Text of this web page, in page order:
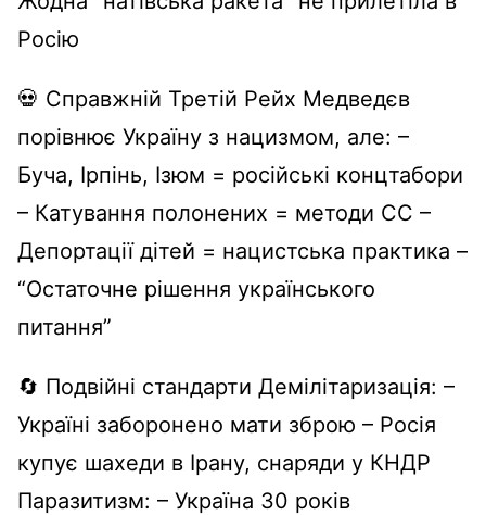
Росію
💀 Справжній Третій Рейх Медведєв
порівнює Україну з нацизмом, але: –
Буча, Ірпінь, Ізюм = російські концтабори
– Катування полонених = методи СС –
Депортації дітей = нацистська практика –
“Остаточне рішення українського
питання”
🔄 Подвійні стандарти Демілітаризація: –
Україні заборонено мати зброю – Росія
купує шахеди в Ірану, снаряди у КНДР
Паразитизм: – Україна 30 років